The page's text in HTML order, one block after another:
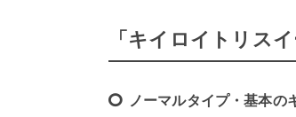
「キイロイトリス
ノーマルタイプ・基本の